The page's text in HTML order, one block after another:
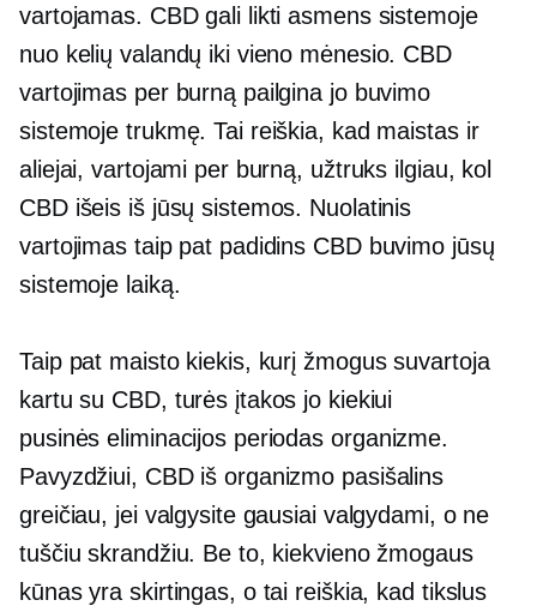
vartojamas. CBD gali likti asmens sistemoje
nuo kelių valandų iki vieno mėnesio. CBD
vartojimas per burną pailgina jo buvimo
sistemoje trukmę. Tai reiškia, kad maistas ir
aliejai, vartojami per burną, užtruks ilgiau, kol
CBD išeis iš jūsų sistemos. Nuolatinis
vartojimas taip pat padidins CBD buvimo jūsų
sistemoje laiką.
Taip pat maisto kiekis, kurį žmogus suvartoja
kartu su CBD, turės įtakos jo kiekiui
pusinės eliminacijos periodas organizme.
Pavyzdžiui, CBD iš organizmo pasišalins
greičiau, jei valgysite gausiai valgydami, o ne
tuščiu skrandžiu. Be to, kiekvieno žmogaus
kūnas yra skirtingas, o tai reiškia, kad tikslus